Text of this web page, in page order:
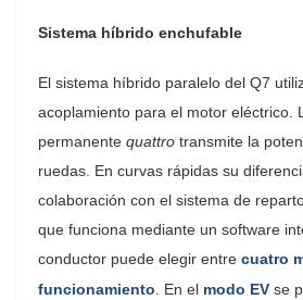
Sistema híbrido enchufable
El sistema híbrido paralelo del Q7
acoplamiento para el motor eléctrico.
permanente quattro transmite la
ruedas. En curvas rápidas su
colaboración con el sistema de
que funciona mediante un software
conductor puede elegir entre cuatro
funcionamiento . En el modo EV se